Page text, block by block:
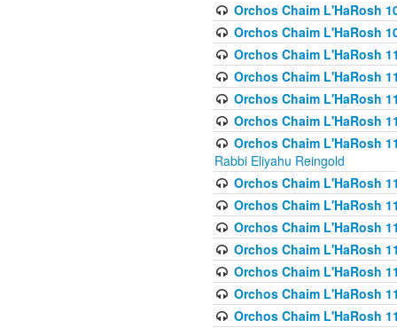
Orchos Chaim L'HaRosh
Orchos Chaim L'HaRosh
Orchos Chaim L'HaRosh
Orchos Chaim L'HaRosh
Orchos Chaim L'HaRosh
Orchos Chaim L'HaRosh
Orchos Chaim L'HaRosh
Rabbi Eliyahu Reingold
Orchos Chaim L'HaRosh
Orchos Chaim L'HaRosh
Orchos Chaim L'HaRosh
Orchos Chaim L'HaRosh
Orchos Chaim L'HaRosh
Orchos Chaim L'HaRosh
Orchos Chaim L'HaRosh